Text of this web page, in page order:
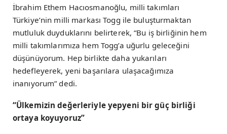
İbrahim Ethem Hacıosmanoğlu, milli takımları
Türkiye’nin milli markası Togg ile buluşturmaktan
mutluluk duyduklarını belirterek, “Bu iş birliğinin hem
milli takımlarımıza hem Togg’a uğurlu geleceğini
düşünüyorum. Hep birlikte daha yukarıları
hedefleyerek, yeni başarılara ulaşacağımıza
inanıyorum” dedi.
“Ülkemizin değerleriyle yepyeni bir güç birliği
ortaya koyuyoruz”